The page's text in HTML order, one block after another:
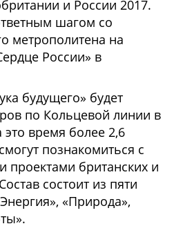
и России 2017.
шагом со
метрополитена на
России» в
будущего» будет
по Кольцевой линии в
это время более 2,6
познакомиться с
проектами британских и
состоит из пяти
«Природа»,